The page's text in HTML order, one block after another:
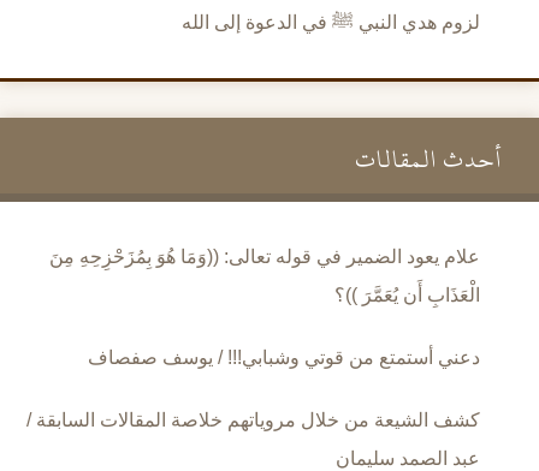
لزوم هدي النبي ﷺ في الدعوة إلى الله
أحدث المقالات
علام يعود الضمير في قوله تعالى: ((وَمَا هُوَ بِمُزَحْزِحِهِ مِنَ
الْعَذَابِ أَن يُعَمَّرَ ))؟
دعني أستمتع من قوتي وشبابي!!! / يوسف صفصاف
كشف الشيعة من خلال مروياتهم خلاصة المقالات السابقة /
عبد الصمد سليمان